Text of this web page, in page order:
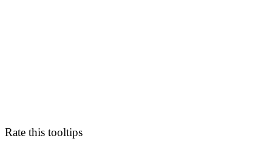
Rate this tooltips